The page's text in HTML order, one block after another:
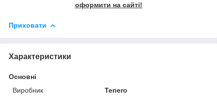
оформити на сайті!
Приховати
Характеристики
Основні
Виробник
Tenero